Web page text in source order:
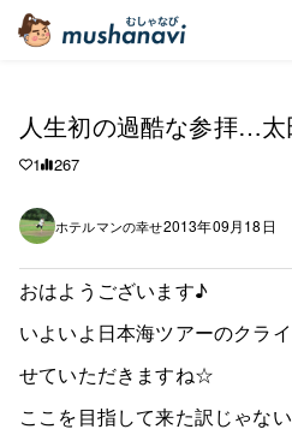
人生初の過酷な参拝…
1 267
ホテルマンの幸せ2013年09月18日
おはようございます♪
いよいよ日本海ツアーのクラ
せていただきますね☆
ここを目指して来た訳じゃな